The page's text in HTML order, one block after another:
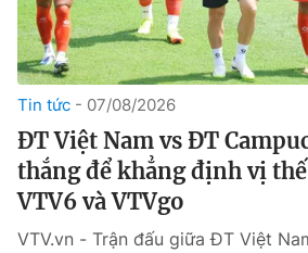
® Cấm sao chép dưới mọi hình thức nếu
thuận bằng văn bản. Ghi rõ nguồn
thông tin từ website này.
Tin tức 07/08/2026
ĐT Việt Nam vs ĐT
thắng để khẳng định vị
VTV6 và VTVgo
VTV.vn - Trận đấu giữa ĐT Việt